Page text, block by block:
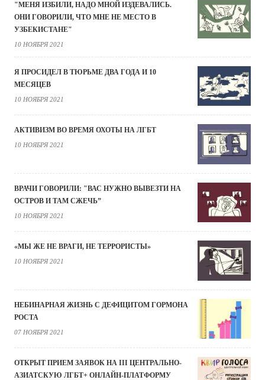
"МЕНЯ ИЗБИЛИ, НАДО МНОЙ ИЗДЕВАЛИСЬ.
ОНИ ГОВОРИЛИ, ЧТО МНЕ НЕ МЕСТО В
УЗБЕКИСТАНЕ"
10 НОЯБРЯ 2021
Я ПРОСИДЕЛ В ТЮРЬМЕ ДВА ГОДА И 10
МЕСЯЦЕВ
10 НОЯБРЯ 2021
АКТИВИЗМ ВО ВРЕМЯ ОХОТЫ НА ЛГБТ
10 НОЯБРЯ 2021
ВРАЧИ ГОВОРИЛИ: "ВАС НУЖНО ВЫВЕЗТИ НА
ОСТРОВ И ТАМ СЖЕЧЬ”
10 НОЯБРЯ 2021
«МЫ ЖЕ НЕ ВРАГИ, НЕ ТЕРРОРИСТЫ»
10 НОЯБРЯ 2021
НЕБИНАРНАЯ ЖИЗНЬ С ДЕФИЦИТОМ ГОРМОНА
РОСТА
07 НОЯБРЯ 2021
ОТКРЫТ ПРИЕМ ЗАЯВОК НА III ЦЕНТРАЛЬНО-
АЗИАТСКУЮ ЛГБТ+ ОНЛАЙН-ПЛАТФОРМУ